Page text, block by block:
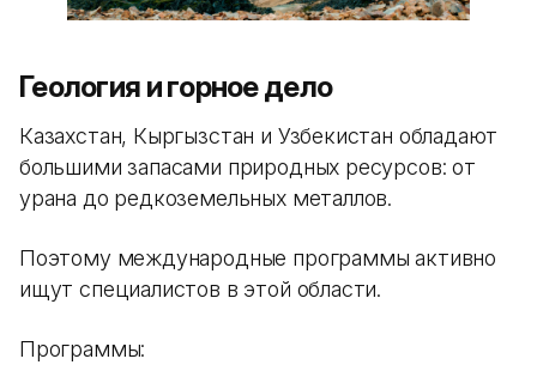
Геология и горное дело
Казахстан, Кыргызстан и Узбекистан обладают
большими запасами природных ресурсов: от
урана до редкоземельных металлов.
Поэтому международные программы активно
ищут специалистов в этой области.
Программы: